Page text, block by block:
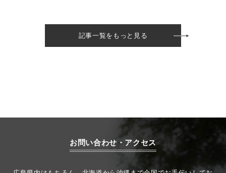
記事一覧をもっと見る
お問い合わせ・アクセス